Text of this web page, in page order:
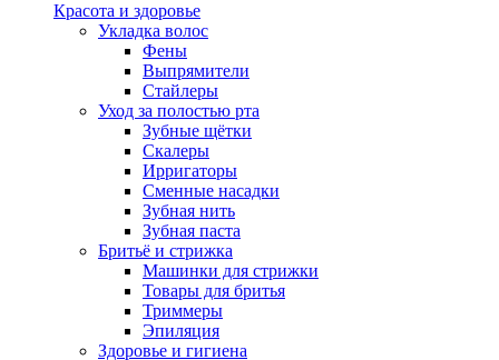
Красота и здоровье
Укладка волос
Фены
Выпрямители
Стайлеры
Уход за полостью рта
Зубные щётки
Скалеры
Ирригаторы
Сменные насадки
Зубная нить
Зубная паста
Бритьё и стрижка
Машинки для стрижки
Товары для бритья
Триммеры
Эпиляция
Здоровье и гигиена